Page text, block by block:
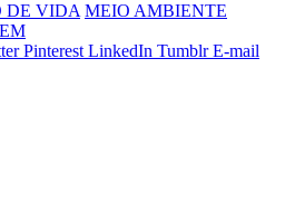
DE VIDA MEIO AMBIENTE
Pinterest LinkedIn Tumblr E-mail